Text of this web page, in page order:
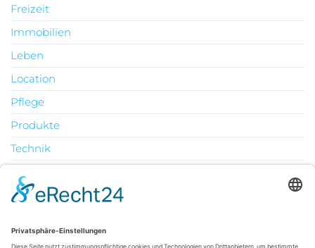
Freizeit
Immobilien
Leben
Location
Pflege
Produkte
Technik
Urlaub